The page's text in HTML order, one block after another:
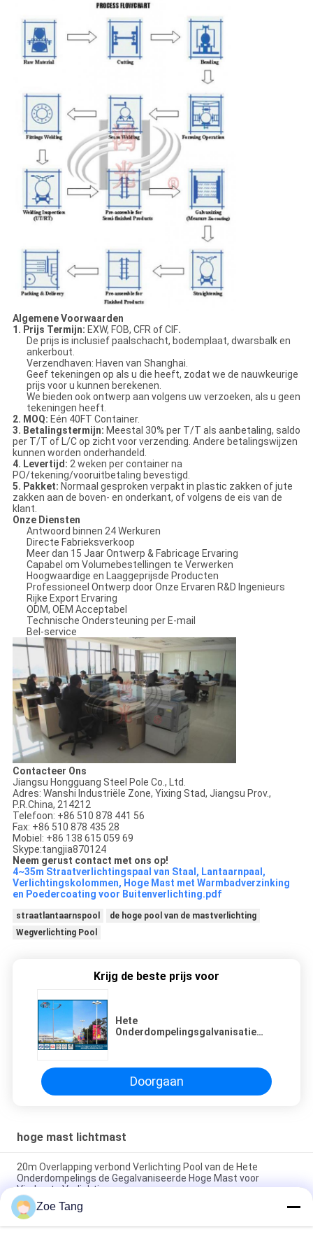
Algemene Voorwaarden
1. Prijs Termijn: EXW, FOB, CFR of CIF.
De prijs is inclusief paalschacht, bodemplaat, dwarsbalk en
ankerbout.
Verzendhaven: Haven van Shanghai.
Geef tekeningen op als u die heeft, zodat we de nauwkeurige
prijs voor u kunnen berekenen.
We bieden ook ontwerp aan volgens uw verzoeken, als u geen
tekeningen heeft.
2. MOQ: Eén 40FT Container.
3. Betalingstermijn: Meestal 30% per T/T als aanbetaling, saldo
per T/T of L/C op zicht voor verzending. Andere betalingswijzen
kunnen worden onderhandeld.
4. Levertijd: 2 weken per container na
PO/tekening/vooruitbetaling bevestigd.
5. Pakket: Normaal gesproken verpakt in plastic zakken of jute
zakken aan de boven- en onderkant, of volgens de eis van de
klant.
Onze Diensten
Antwoord binnen 24 Werkuren
Directe Fabrieksverkoop
Meer dan 15 Jaar Ontwerp & Fabricage Ervaring
Capabel om Volumebestellingen te Verwerken
Hoogwaardige en Laaggeprijsde Producten
Professioneel Ontwerp door Onze Ervaren R&D Ingenieurs
Rijke Export Ervaring
ODM, OEM Acceptabel
Technische Ondersteuning per E-mail
Bel-service
Contacteer Ons
Jiangsu Hongguang Steel Pole Co., Ltd.
Adres: Wanshi Industriële Zone, Yixing Stad, Jiangsu Prov.,
P.R.China, 214212
Telefoon: +86 510 878 441 56
Fax: +86 510 878 435 28
Mobiel: +86 138 615 059 69
Skype:tangjia870124
Neem gerust contact met ons op!
4~35m Straatverlichtingspaal van Staal, Lantaarnpaal,
Verlichtingskolommen, Hoge Mast met Warmbadverzinking
en Poedercoating voor Buitenverlichting.pdf
straatlantaarnspool
de hoge pool van de mastverlichting
Wegverlichting Pool
Krijg de beste prijs voor
Hete
Onderdompelingsgalvanisatie
Doorgaan
hoge mast lichtmast
20m Overlapping verbond Verlichting Pool van de Hete
Onderdompelings de Gegalvaniseerde Hoge Mast voor
Vierkante Verlichting
De overlapping galvaniseerde Hoge Mast Lichte Pool, Rijweg
HOOFD Lichte Polen
Zoe Tang